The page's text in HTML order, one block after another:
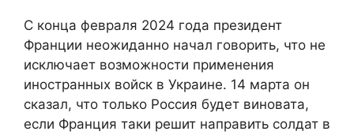
С конца февраля 2024 года президент
Франции неожиданно начал говорить, что не
исключает возможности применения
иностранных войск в Украине. 14 марта он
сказал, что только Россия будет виновата,
если Франция таки решит направить солдат в